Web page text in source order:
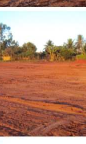
Sem legenda